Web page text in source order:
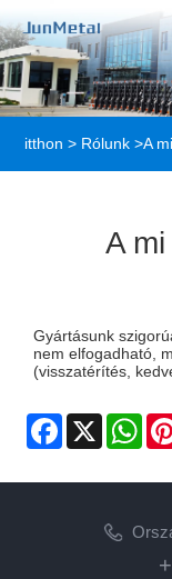
itthon > Rólunk >A
A
Gyártásunk
nem elfogadható,
(visszatérítés,
Facebook
X